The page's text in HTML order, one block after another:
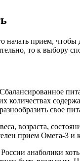
прием,
то к выбору
свое
возраста,
прием Омега-3 и
анаболики